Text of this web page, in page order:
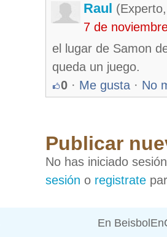
Raul
7 de
el lugar de Samon
queda un juego.
0 · Me gusta · No
Publicar
No has iniciado
sesión o registrate
En